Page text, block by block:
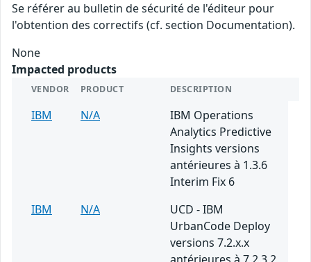
Se référer au bulletin de sécurité de l'éditeur pour
l'obtention des correctifs (cf. section Documentation).
None
Impacted products
VENDOR PRODUCT DESCRIPTION
IBM N/A
IBM Operations
Analytics Predictive
Insights versions
antérieures à 1.3.6
Interim Fix 6
IBM
N/A
UCD - IBM
UrbanCode Deploy
versions 7.2.x.x